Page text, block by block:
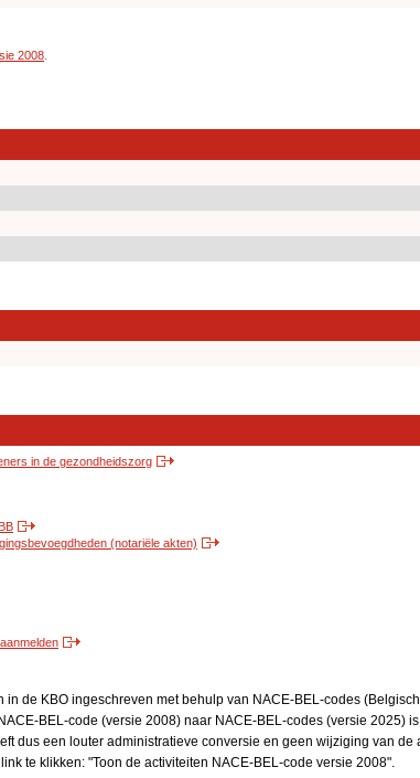
2008
in de gezondheidszorg
(notariële akten)
in de KBO ingeschreven met behulp van NACE-BEL-codes
BEL-code (versie 2008) naar NACE-BEL-codes (versie 2025)
dus een louter administratieve conversie en geen wijziging van
te klikken: "Toon de activiteiten NACE-BEL-code versie 2008".